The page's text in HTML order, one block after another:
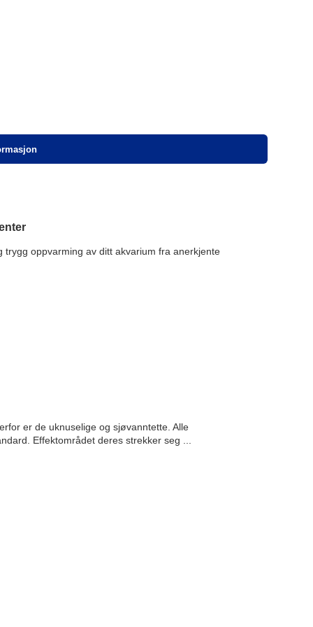
oppvarming av ditt akvarium fra anerkjente
er de uknuselige og sjøvanntette. Alle
Effektområdet deres strekker seg ...